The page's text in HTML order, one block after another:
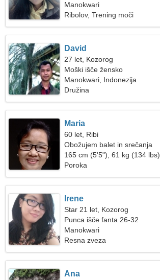
Manokwari
Ribolov, Trening moči
David
27 let, Kozorog
Moški išče žensko
Manokwari, Indonezija
Družina
Maria
60 let, Ribi
Obožujem balet in srečanja
165 cm (5'5"), 61 kg (134 lbs)
Poroka
Irene
Star 21 let, Kozorog
Punca išče fanta 26-32
Manokwari
Resna zveza
Ana